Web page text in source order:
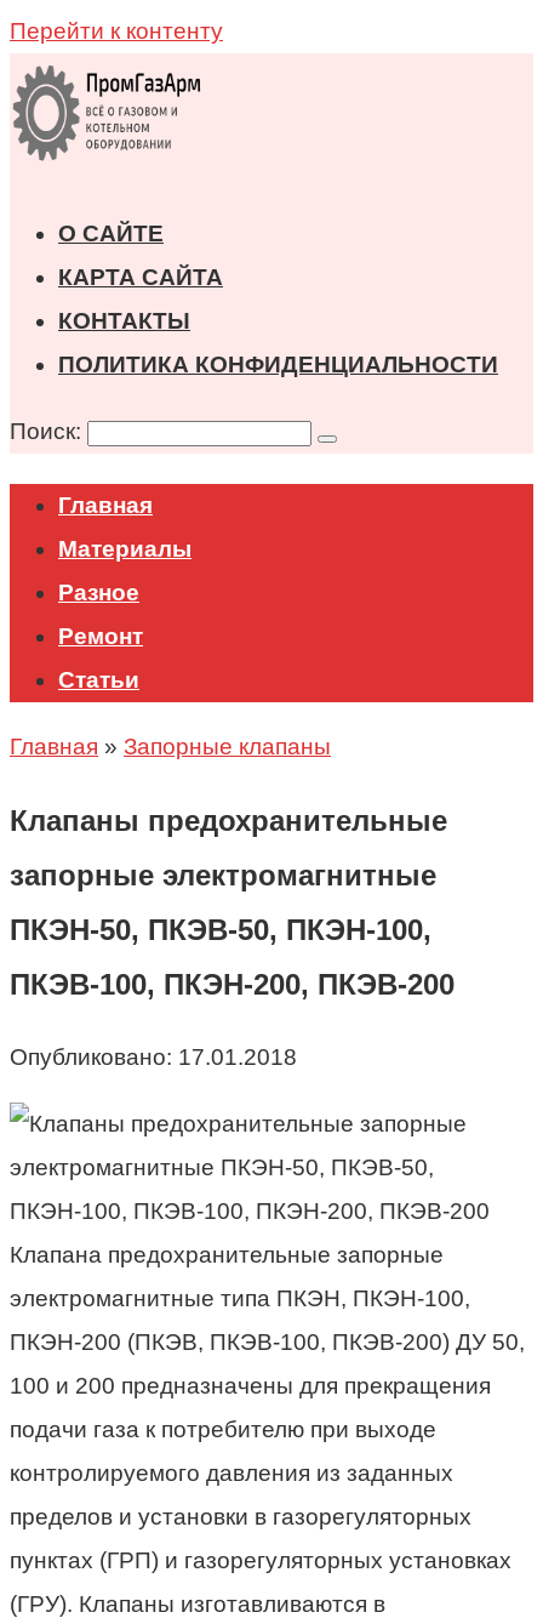
Перейти к контенту
О САЙТЕ
КАРТА САЙТА
КОНТАКТЫ
ПОЛИТИКА КОНФИДЕНЦИАЛЬНОСТИ
Поиск:
Главная
Материалы
Разное
Ремонт
Статьи
Главная » Запорные клапаны
Клапаны предохранительные
запорные электромагнитные
ПКЭН-50, ПКЭВ-50, ПКЭН-100,
ПКЭВ-100, ПКЭН-200, ПКЭВ-200
Опубликовано: 17.01.2018
Клапана предохранительные запорные
электромагнитные типа ПКЭН, ПКЭН-100,
ПКЭН-200 (ПКЭВ, ПКЭВ-100, ПКЭВ-200) ДУ 50,
100 и 200 предназначены для прекращения
подачи газа к потребителю при выходе
контролируемого давления из заданных
пределов и установки в газорегуляторных
пунктах (ГРП) и газорегуляторных установках
(ГРУ). Клапаны изготавливаются в